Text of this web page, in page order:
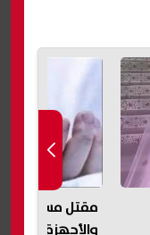
مقتل مسن داخل
والأجهزة